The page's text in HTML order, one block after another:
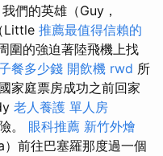
我們的英雄（Guy，
Little 推薦最值得信賴的
圍的強迫著陸飛機上找
餐多少錢 開飲機 rwd 所
家庭票房成功之前回家
老人養護 單人房
。 眼科推薦 新竹外燴
前往巴塞羅那度過一個